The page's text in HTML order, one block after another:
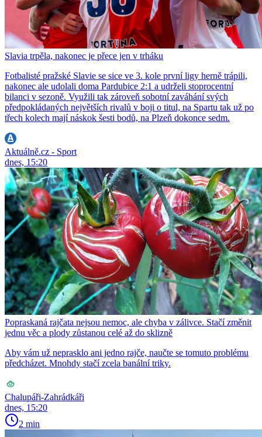
Slavia trpěla, nakonec je přece jen v trháku
Fotbalisté pražské Slavie se sice ve 3. kole první ligy herně trápili,
nakonec ale udolali doma Pardubice 2:1 a udrželi stoprocentní
bilanci v sezoně. Využili tak zároveň sobotní zaváhání svých
předpokládaných největších rivalů v boji o titul, na Spartu tak už po
třech kolech mají náskok šesti bodů, na Plzeň dokonce sedm.
Aktuálně.cz - Sport
dnes, 15:20
Popraskaná rajčata nejsou nemoc, ale chyba v zálivce. Stačí změnit
jednu věc a plody zůstanou celé až do sklizně
Aby vám už neprasklo ani jedno rajče, naučte se tomuto problému
předcházet. Mnohdy stačí zcela banální triky.
Chalupáři-Zahrádkáři
dnes, 15:20
2 min